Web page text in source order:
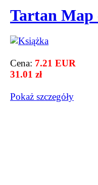
Tartan Map
Cena: 7.21 EUR
31.01 zł
Pokaż szczegόły